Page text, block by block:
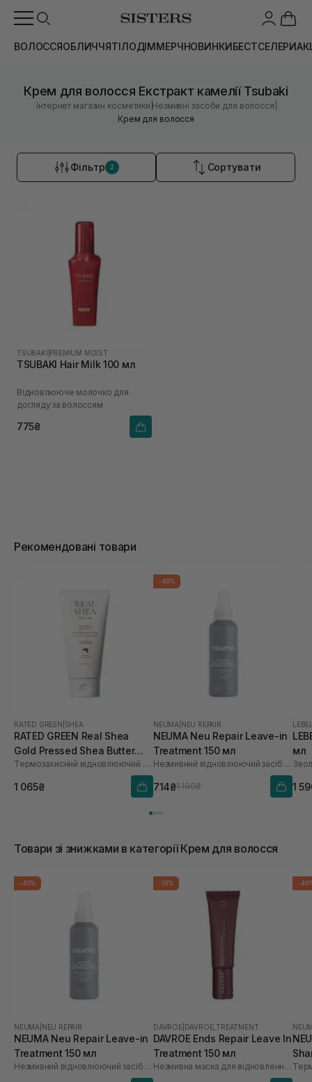
ВОЛОССЯОБЛИЧЧЯТІЛОДІММЕРЧНОВИНКИБЕСТСЕЛЕРИ
Крем для волосся Екстракт камелії Tsubaki
Інтернет магазин косметики |Незмивні засоби для волосся
Крем для волосся
Фільтр 2 Сортувати
TSUBAKI PREMIUM MOIST
TSUBAKI Hair Milk 100 мл
Відновлююче молочко для
догляду за волоссям
775₴
Рекомендовані товари
RATED GREEN SHEA
RATED GREEN Real Shea
Gold Pressed Shea Butter
Leave-in Treatment 150 мл Термозахисний відновлюючий крем для волосся з маслом ши
1 065₴
-40%
NEUMA NEU REPAIR
NEUMA Neu Repair Leave-in
Treatment 150 мл
Незмивний відновлюючий засіб для волосся
714₴1 190₴
мл
1
Товари зі знижками в категорії Крем для волосся
-40%
NEUMA NEU REPAIR
NEUMA Neu Repair Leave-in
Treatment 150 мл
Незмивний відновлюючий засіб для волосся
-10%
DAVROE DAVROE_TREATMENT
DAVROE Ends Repair Leave In
Treatment 150 мл
Незмивна маска для відновлення волосся
-